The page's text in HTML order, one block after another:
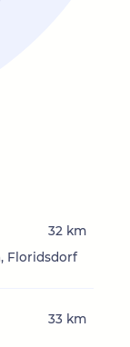
Floridsdorf
32 km
33 km